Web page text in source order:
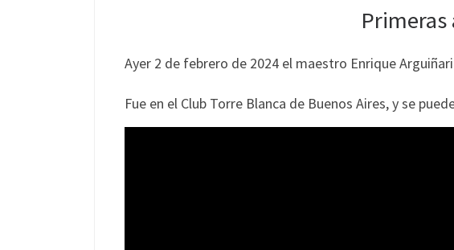
Ayer 2 de febrero de 2024 el maestro Enrique
Fue en el Club Torre Blanca de Buenos Aires, y se